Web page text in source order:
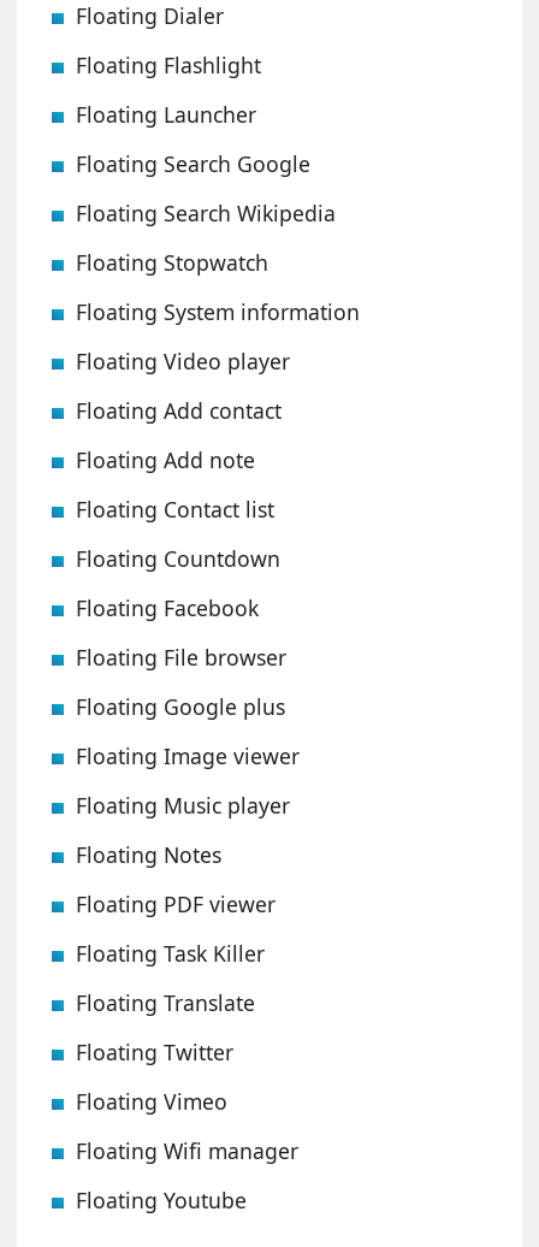
Floating Dialer
Floating Flashlight
Floating Launcher
Floating Search Google
Floating Search Wikipedia
Floating Stopwatch
Floating System information
Floating Video player
Floating Add contact
Floating Add note
Floating Contact list
Floating Countdown
Floating Facebook
Floating File browser
Floating Google plus
Floating Image viewer
Floating Music player
Floating Notes
Floating PDF viewer
Floating Task Killer
Floating Translate
Floating Twitter
Floating Vimeo
Floating Wifi manager
Floating Youtube